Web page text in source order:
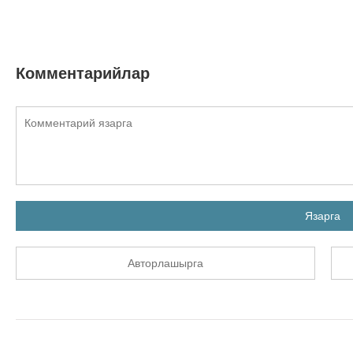
Комментарийлар
Язарга
Авторлашырга